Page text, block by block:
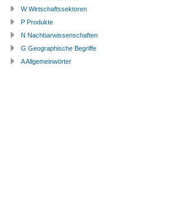
W Wirtschaftssektoren
P Produkte
N Nachbarwissenschaften
G Geographische Begriffe
A Allgemeinwörter